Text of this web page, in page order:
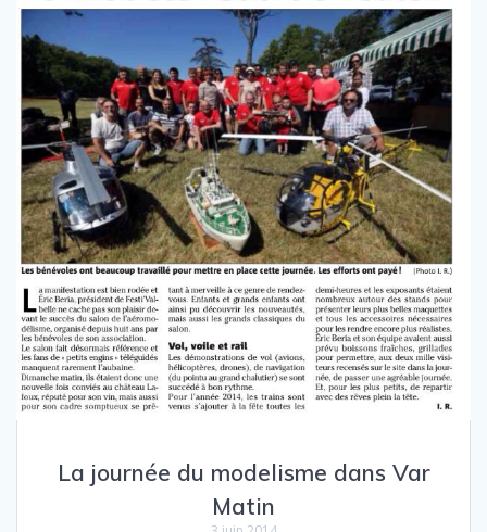
La journée du modelisme dans Var
Matin